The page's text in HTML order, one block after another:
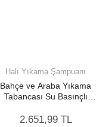
Halı Yıkama Şampuanı
Bahçe ve Araba Yıkama
Tabancası Su Basınçlı
2.651,99 TL